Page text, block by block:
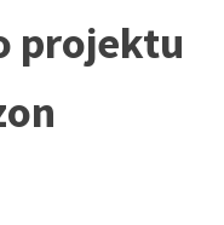
projektu